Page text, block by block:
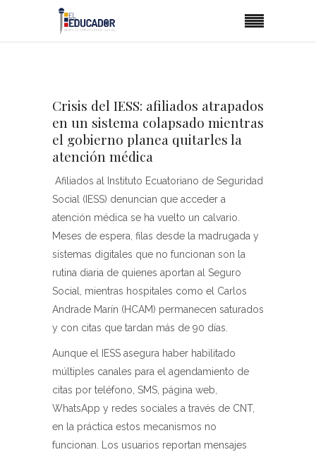
Crisis del IESS: afiliados atrapados
en un sistema colapsado mientras
el gobierno planea quitarles la
atención médica
Afiliados al Instituto Ecuatoriano de Seguridad
Social (IESS) denuncian que acceder a
atención médica se ha vuelto un calvario.
Meses de espera, filas desde la madrugada y
sistemas digitales que no funcionan son la
rutina diaria de quienes aportan al Seguro
Social, mientras hospitales como el Carlos
Andrade Marín (HCAM) permanecen saturados
y con citas que tardan más de 90 días.
Aunque el IESS asegura haber habilitado
múltiples canales para el agendamiento de
citas por teléfono, SMS, página web,
WhatsApp y redes sociales a través de CNT,
en la práctica estos mecanismos no
funcionan. Los usuarios reportan mensajes